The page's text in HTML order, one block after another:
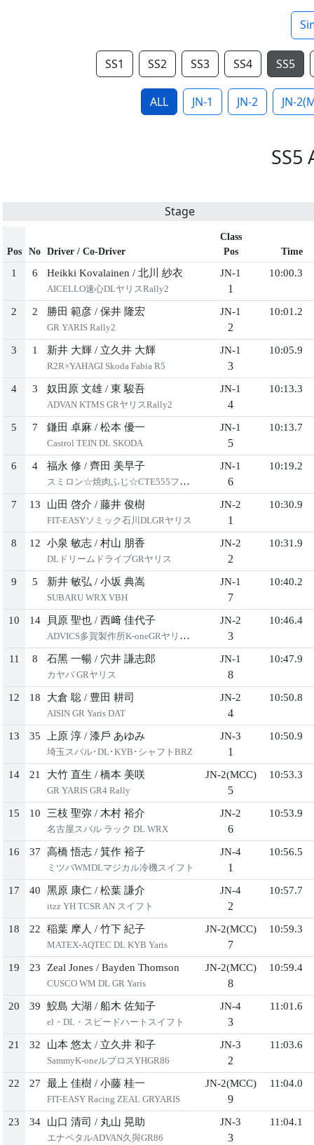
SS1 SS2 SS3 SS4 SS5
ALL JN-1 JN-2 JN-
SS5
Stage
Pos No Driver / Co-Driver
Class
Pos
Time
1 6 Heikki Kovalainen / 北川 紗⾐
AICELLO速⼼DLヤリスRally2
JN-1
1
10:00.3
2 2 勝⽥ 範彦 / 保井 隆宏
GR YARIS Rally2
JN-1
2
10:01.2
3 1 新井 ⼤輝 / ⽴久井 ⼤輝
R2R×YAHAGI Skoda Fabia R5
JN-1
3
10:05.9
4 3 奴⽥原 ⽂雄 / 東 駿吾
ADVAN KTMS GRヤリスRally2
JN-1
4
10:13.3
5 7 鎌⽥ 卓⿇ / 松本 優⼀
Castrol TEIN DL SKODA
JN-1
5
10:13.7
6 4 福永 修 / ⿑⽥ 美早⼦
スミロン☆焼⾁ふじ☆CTE555ファビア
JN-1
6
10:19.2
7 13 ⼭⽥ 啓介 / 藤井 俊樹
FIT-EASYソミック⽯川DLGRヤリス
JN-2
1
10:30.9
8 12 ⼩泉 敏志 / 村⼭ 朋⾹
DLドリームドライブGRヤリス
JN-2
2
10:31.9
9 5 新井 敏弘 / ⼩坂 典嵩
SUBARU WRX VBH
JN-1
7
10:40.2
10 14 ⾙原 聖也 / ⻄﨑 佳代⼦
ADVICS多賀製作所K-oneGRヤリスDL
JN-2
3
10:46.4
11 8 ⽯⿊ ⼀暢 / ⽳井 謙志郎
カヤバ GRヤリス
JN-1
8
10:47.9
12 18 ⼤倉 聡 / 豊⽥ 耕司
AISIN GR Yaris DAT
JN-2
4
10:50.8
13 35 上原 淳 / 漆⼾ あゆみ
埼⽟スバル･DL･KYB･シャフトBRZ
JN-3
1
10:50.9
14 21 ⼤⽵ 直⽣ / 橋本 美咲
GR YARIS GR4 Rally
JN-2(MCC)
5
10:53.3
15 10 三枝 聖弥 / ⽊村 裕介
名古屋スバル ラック DL WRX
JN-2
6
10:53.9
16 37 ⾼橋 悟志 / 箕作 裕⼦
ミツバWMDLマジカル冷機スイフト
JN-4
1
10:56.5
17 40 ⿊原 康仁 / 松葉 謙介
itzz YH TCSR AN スイフト
JN-4
2
10:57.7
18 22 稲葉 摩⼈ / ⽵下 紀⼦
MATEX-AQTEC DL KYB Yaris
JN-2(MCC)
7
10:59.3
19 23 Zeal Jones / Bayden Thomson
CUSCO WM DL GR Yaris
JN-2(MCC)
8
10:59.4
20 39 鮫島 ⼤湖 / 船⽊ 佐知⼦
el・DL・スピードハートスイフト
JN-4
3
11:01.6
21 32 ⼭本 悠太 / ⽴久井 和⼦
SammyK-oneルブロスYHGR86
JN-3
2
11:03.6
22 27 最上 佳樹 / ⼩藤 桂⼀
FIT-EASY Racing ZEAL GRYARIS
JN-2(MCC)
9
11:04.0
23 34 ⼭⼝ 清司 / 丸⼭ 晃助
エナペタルADVAN久與GR86
JN-3
3
11:04.1